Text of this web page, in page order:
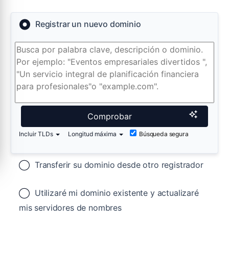
Registrar un nuevo dominio
Comprobar
Incluir TLDs Longitud máxima Búsqueda segura
Transferir su dominio desde otro registrador
Utilizaré mi dominio existente y actualizaré
mis servidores de nombres